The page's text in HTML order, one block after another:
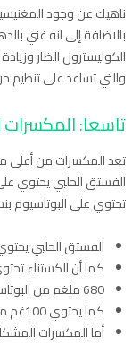
بالاضافة إلى انه غني
الكوليسترول الضار
والتي تساعد على تنظيم
تاسعا:
تعد المكسرات من أعلى
تحتوي على البوتاسيوم
الفستق الحلبي يحتوي على
كما أن الكستناء تحتوي
680 ملغم من البوتاسيوم في كل 100غم من البندق
كما يحتوي 100غم من الجوز علي 440ملغم من البوتاسيوم
أما المكسرات المشكلة 630ملغم من